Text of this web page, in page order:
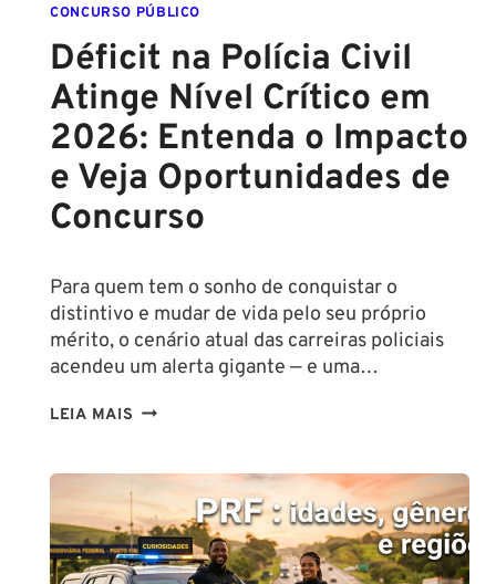
ZERO
CONCURSO PÚBLICO
Déficit na Polícia Civil
Atinge Nível Crítico em
2026: Entenda o Impacto
e Veja Oportunidades de
Concurso
Para quem tem o sonho de conquistar o
distintivo e mudar de vida pelo seu próprio
mérito, o cenário atual das carreiras policiais
acendeu um alerta gigante — e uma…
LEIA MAIS DÉFICIT
ATINGE
NÍVEL
CRÍTICO